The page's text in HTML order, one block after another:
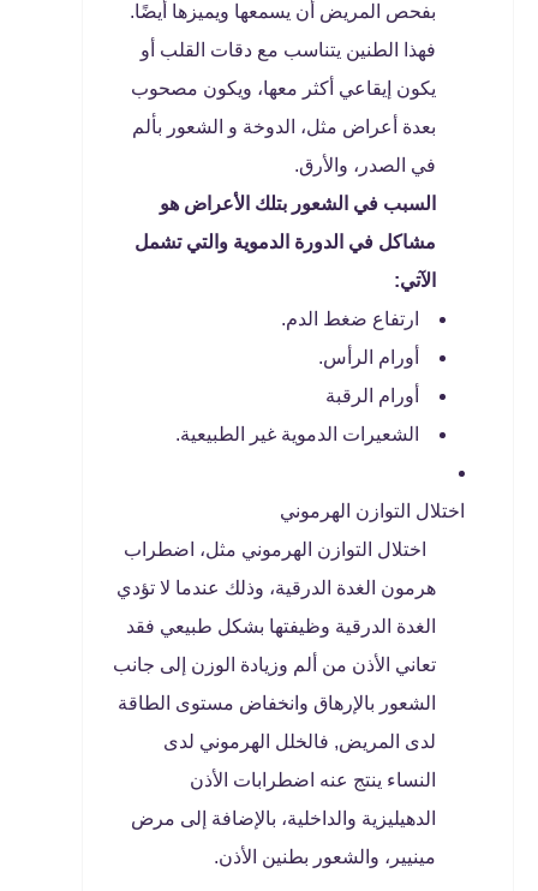
بفحص المريض أن يسمعها ويميزها أيضًا.
فهذا الطنين يتناسب مع دقات القلب أو
يكون إيقاعي أكثر معها، ويكون مصحوب
بعدة أعراض مثل، الدوخة و الشعور بألم
في الصدر، والأرق.
السبب في الشعور بتلك الأعراض هو
مشاكل في الدورة الدموية والتي تشمل
الآتي:
ارتفاع ضغط الدم.
أورام الرأس.
أورام الرقبة
الشعيرات الدموية غير الطبيعية.
اختلال التوازن الهرموني
اختلال التوازن الهرموني مثل، اضطراب
هرمون الغدة الدرقية، وذلك عندما لا تؤدي
الغدة الدرقية وظيفتها بشكل طبيعي فقد
تعاني الأذن من ألم وزيادة الوزن إلى جانب
الشعور بالإرهاق وانخفاض مستوى الطاقة
لدى المريض, فالخلل الهرموني لدى
النساء ينتج عنه اضطرابات الأذن
الدهيليزية والداخلية، بالإضافة إلى مرض
مينيير، والشعور بطنين الأذن.